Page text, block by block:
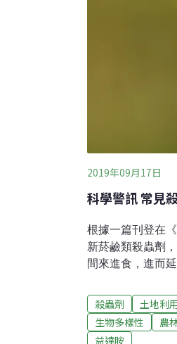
2019年09月17日
科學警訊 常見
根據一篇刊登在
新菸鹼類殺蟲劑
間來進食，進而
劇下降的元兇。
殺蟲劑會影響昆
整體的數量下降
殺蟲劑 土地利
生物多樣性
農
益達胺